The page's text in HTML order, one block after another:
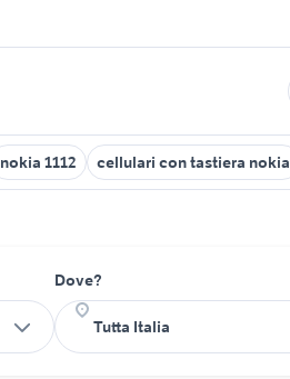
nokia 1112 cellulari con tastiera nokia
Dove?